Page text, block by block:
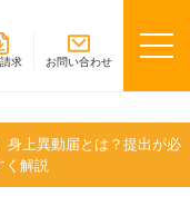
求 お問い合わせ
身上異動届とは？提出が必
く解説